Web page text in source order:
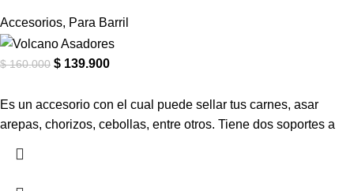
Accesorios, Para Barril
$160.000 $ 139.900
Es un accesorio con el cual puede sellar tus carnes, asar
arepas, chorizos, cebollas, entre otros. Tiene dos soportes a